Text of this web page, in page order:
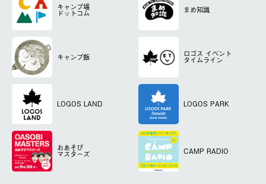
キャンプ場
ドットコム まめ知識
キャンプ飯 ロゴス イベント
タイムライン
LOGOS LAND LOGOS PARK
おあそび
マスターズ CAMP RADIO